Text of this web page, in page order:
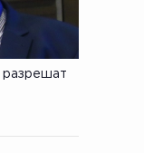
разрешат